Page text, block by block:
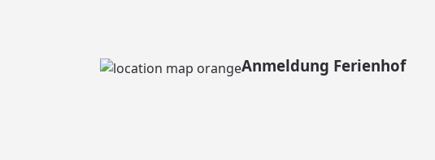
Anmeldung Ferienhof